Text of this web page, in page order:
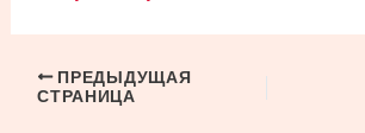
Навигация
ПРЕДЫДУЩАЯ
СТРАНИЦА